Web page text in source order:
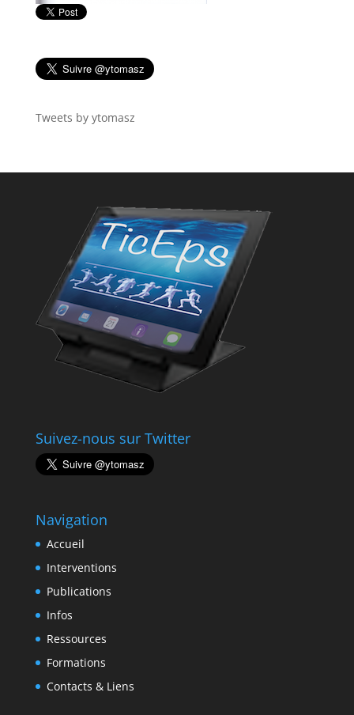
Tweets by ytomasz
Suivez-nous sur Twitter
Navigation
Accueil
Interventions
Publications
Infos
Ressources
Formations
Contacts & Liens